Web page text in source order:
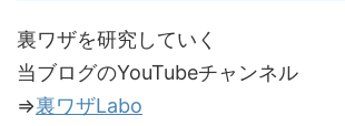
裏ワザを研究していく
当ブログのYouTubeチャンネル
⇒裏ワザLabo